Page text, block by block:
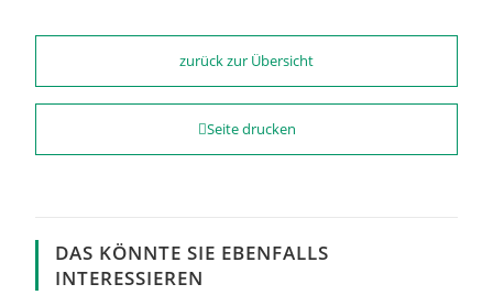
zurück zur Übersicht
Seite drucken
DAS KÖNNTE SIE EBENFALLS
INTERESSIEREN